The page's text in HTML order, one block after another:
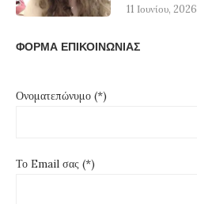
11 Ιουνίου, 2026
ΦΟΡΜΑ ΕΠΙΚΟΙΝΩΝΙΑΣ
Ονοματεπώνυμο (*)
Το Email σας (*)